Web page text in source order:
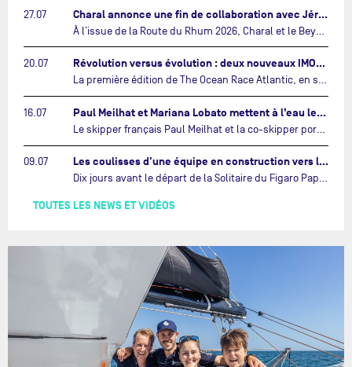
27.07 Charal annonce une fin de collaboration avec Jérémie Beyou et le Beyou Racing après la Route du Rhum…
À l’issue de la Route du Rhum 2026, Charal et le Beyou Racing mettront fin à leur collaboration. Il a été décidé de manière concertée, après dix ans d’une collaboration riche et performante, d’ouvrir une nouvelle ère pour le projet du Charal Sailing Team.…
20.07 Révolution versus évolution : deux nouveaux IMOCA très différents se préparent pour The Ocean Race Atlantic…
La première édition de The Ocean Race Atlantic, en septembre prochain, verra s'affronter pour la première fois deux exemples des toutes dernières tendances en matière de conception d’IMOCA.…
16.07 Paul Meilhat et Mariana Lobato mettent à l’eau leur bateau et lancent leur nouvelle campagne « United by the Ocean »…
Le skipper français Paul Meilhat et la co-skipper portugaise Mariana Lobato mettent à l’eau aujourd’hui à Lorient leur IMOCA à bord duquel ils participeront à The Ocean Race Atlantic (septembre 2026) puis à The Ocean Race, le tour du monde en équipage (janvier 2027).…
09.07 Les coulisses d'une équipe en construction vers le Vendée Globe…
Dix jours avant le départ de la Solitaire du Figaro Paprec, enjeu sportif majeur de la saison du Team Paprec, en plein chantier du futur IMOCA Paprec, l’équipe a dû s’adapter au forfait de Yoann Richomme pour blessure.…
TOUTES LES NEWS ET VIDÉOS